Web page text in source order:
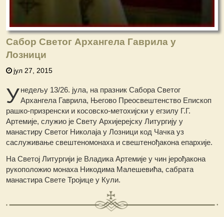
Сабор Светог Архангела Гаврила у
Лозници
јул 27, 2015
Унедељу 13/26. јула, на празник Саборa Светог
Архангела Гаврила, Његово Преосвештенство Епископ
рашко-призренски и косовско-метохијски у егзилу Г.Г.
Артемије, служио је Свету Архијерејску Литургију у
манастиру Светог Николаја у Лозници код Чачка уз
саслуживање свештеномонаха и свештенођакона епархије.
На Светој Литургији је Владика Артемије у чин јерођакона
рукоположио монаха Никодима Малешевића, сабрата
манастира Свете Тројице у Кули.